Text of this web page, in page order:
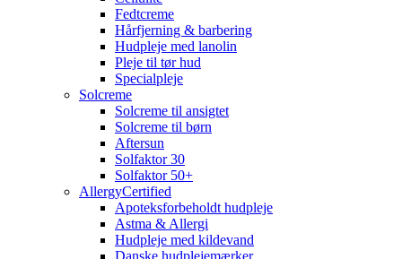
Fedtcreme
Hårfjerning & barbering
Hudpleje med lanolin
Pleje til tør hud
Specialpleje
Solcreme
Solcreme til ansigtet
Solcreme til børn
Aftersun
Solfaktor 30
Solfaktor 50+
AllergyCertified
Apoteksforbeholdt hudpleje
Astma & Allergi
Hudpleje med kildevand
Danske hudplejemærker